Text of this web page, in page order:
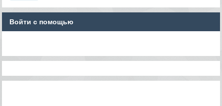
Войти с помощью